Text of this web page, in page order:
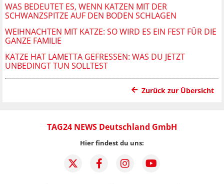
WAS BEDEUTET ES, WENN KATZEN MIT DER
SCHWANZSPITZE AUF DEN BODEN SCHLAGEN
WEIHNACHTEN MIT KATZE: SO WIRD ES EIN FEST FÜR DIE
GANZE FAMILIE
KATZE HAT LAMETTA GEFRESSEN: WAS DU JETZT
UNBEDINGT TUN SOLLTEST
Zurück zur Übersicht
TAG24 NEWS Deutschland GmbH
Hier findest du uns: